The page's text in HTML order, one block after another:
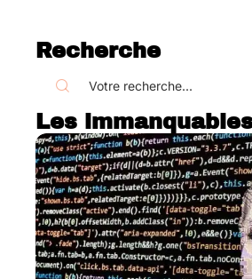
Recherche
Les